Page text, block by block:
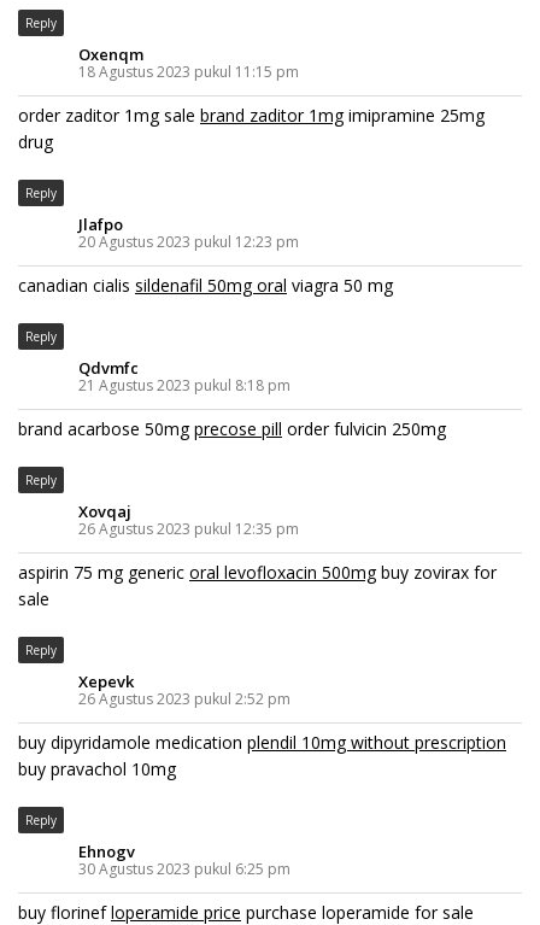
Reply
Oxenqm
18 Agustus 2023 pukul 11:15 pm
order zaditor 1mg sale brand zaditor 1mgimipramine 25mg
drug
Reply
Jlafpo
20 Agustus 2023 pukul 12:23 pm
canadian cialis sildenafil 50mg oral viagra 50 mg
Reply
Qdvmfc
21 Agustus 2023 pukul 8:18 pm
brand acarbose 50mgprecose pill order fulvicin 250mg
Reply
Xovqaj
26 Agustus 2023 pukul 12:35 pm
aspirin 75 mg generic oral levofloxacin 500mgbuy zovirax for
sale
Reply
Xepevk
26 Agustus 2023 pukul 2:52 pm
buy dipyridamole medication plendil 10mg without prescription
buy pravachol 10mg
Reply
Ehnogv
30 Agustus 2023 pukul 6:25 pm
buy florinefloperamide price purchase loperamide for sale